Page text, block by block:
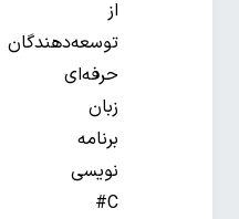
از
توسعه‌دهندگان
حرفه‌ای
زبان
برنامه
نویسی
C#